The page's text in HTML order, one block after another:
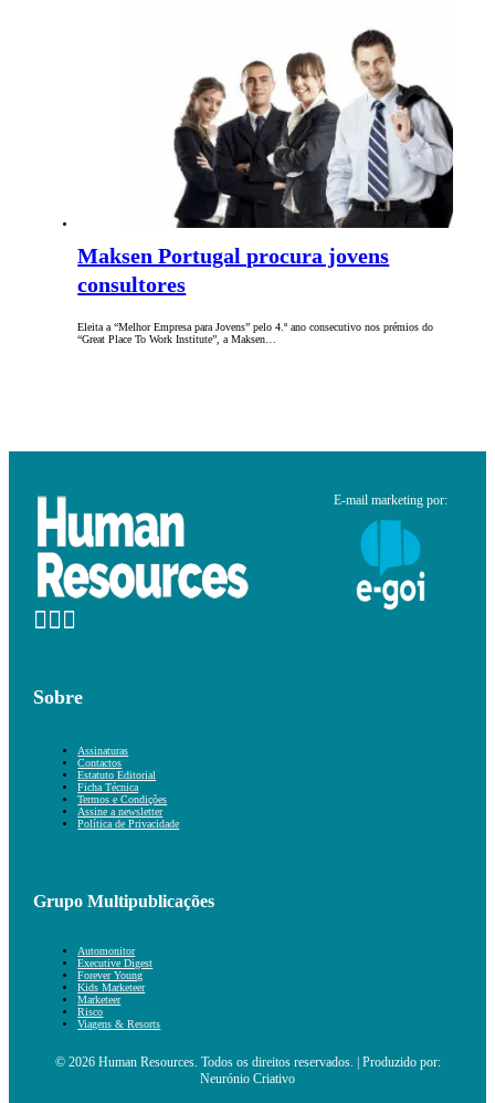
Maksen Portugal procura jovens
consultores
Eleita a “Melhor Empresa para Jovens” pelo 4.º ano consecutivo nos prémios do
“Great Place To Work Institute”, a Maksen…
E-mail marketing por:
Sobre
Assinaturas
Contactos
Estatuto Editorial
Ficha Técnica
Termos e Condições
Assine a newsletter
Política de Privacidade
Grupo Multipublicações
Automonitor
Executive Digest
Forever Young
Kids Marketeer
Marketeer
Risco
Viagens & Resorts
© 2026 Human Resources. Todos os direitos reservados. | Produzido por:
Neurónio Criativo